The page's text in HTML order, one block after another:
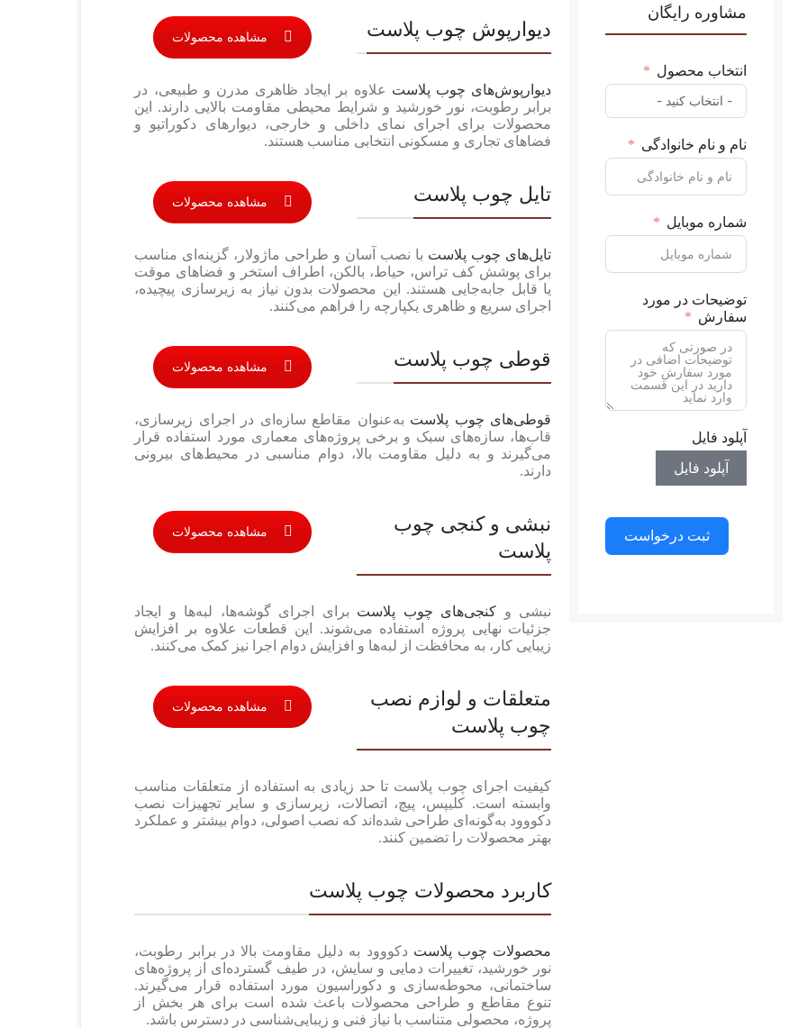
مشاوره رایگان
انتخاب محصول
نام و نام خانوادگی
شماره موبایل
توضیحات در مورد
سفارش
آپلود فایل
آپلود فایل
ثبت درخواست
مشاهده محصولات دیوارپوش چوب پلاست
دیوارپوش‌های چوب پلاست علاوه بر ایجاد ظاهری مدرن و طبیعی، در
برابر رطوبت، نور خورشید و شرایط محیطی مقاومت بالایی دارند. این
محصولات برای اجرای نمای داخلی و خارجی، دیوارهای دکوراتیو و
فضاهای تجاری و مسکونی انتخابی مناسب هستند.
مشاهده محصولات تایل چوب پلاست
تایل‌های چوب پلاست با نصب آسان و طراحی ماژولار، گزینه‌ای مناسب
برای پوشش کف تراس، حیاط، بالکن، اطراف استخر و فضاهای موقت
یا قابل جابه‌جایی هستند. این محصولات بدون نیاز به زیرسازی پیچیده،
اجرای سریع و ظاهری یکپارچه را فراهم می‌کنند.
مشاهده محصولات قوطی چوب پلاست
قوطی‌های چوب پلاست به‌عنوان مقاطع سازه‌ای در اجرای زیرسازی،
قاب‌ها، سازه‌های سبک و برخی پروژه‌های معماری مورد استفاده قرار
می‌گیرند و به دلیل مقاومت بالا، دوام مناسبی در محیط‌های بیرونی
دارند.
مشاهده محصولات
نبشی و کنجی چوب
پلاست
نبشی و کنجی‌های چوب پلاست برای اجرای گوشه‌ها، لبه‌ها و ایجاد
جزئیات نهایی پروژه استفاده می‌شوند. این قطعات علاوه بر افزایش
زیبایی کار، به محافظت از لبه‌ها و افزایش دوام اجرا نیز کمک می‌کنند.
مشاهده محصولات
متعلقات و لوازم نصب
چوب پلاست
کیفیت اجرای چوب پلاست تا حد زیادی به استفاده از متعلقات مناسب
وابسته است. کلیپس، پیچ، اتصالات، زیرسازی و سایر تجهیزات نصب
دکووود به‌گونه‌ای طراحی شده‌اند که نصب اصولی، دوام بیشتر و عملکرد
بهتر محصولات را تضمین کنند.
کاربرد محصولات چوب پلاست
محصولات چوب پلاست دکووود به دلیل مقاومت بالا در برابر رطوبت،
نور خورشید، تغییرات دمایی و سایش، در طیف گسترده‌ای از پروژه‌های
ساختمانی، محوطه‌سازی و دکوراسیون مورد استفاده قرار می‌گیرند.
تنوع مقاطع و طراحی محصولات باعث شده است برای هر بخش از
پروژه، محصولی متناسب با نیاز فنی و زیبایی‌شناسی در دسترس باشد.